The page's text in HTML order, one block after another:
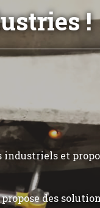
!
industriels et
des